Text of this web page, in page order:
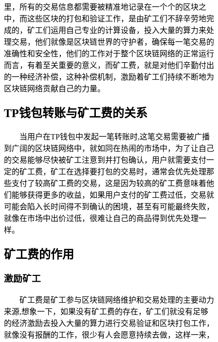
里，所有的交易信息都需要被精准地记录在一个个的区块之
中，而这些区块的打包和验证工作，是由矿工们不辞辛劳地完
成的，矿工们运用自己专业的计算设备，投入大量的算力来处
理交易，他们就像是区块链世界的守护者，确保每一笔交易的
准确性和安全性，他们的工作对于整个区块链网络的正常运行
而言，有着至关重要的意义，而矿工费，就是对他们辛勤付出
的一种经济补偿，这种补偿机制，激励着矿工们持续不断地为
区块链网络贡献自己的力量。
TP钱包转账与矿工费的关系
当用户在TP钱包中发起一笔转账时,这笔交易需要被广播
到广阔的区块链网络中，就如同在热闹的市场中，为了让自己
的交易能够尽快被矿工注意到并打包确认，用户就需要支付一
定的矿工费，矿工在选择要打包的交易时，通常会优先处理那
些支付了较高矿工费的交易，这是因为较高的矿工费意味着他
们能够获得更多的收益，如果用户支付的矿工费过低，交易就
可能会陷入长时间得不到确认的困境，甚至有可能最终失败，
就像在市场中出价过低，很难让自己的商品得到优先处理一
样。
矿工费的作用
激励矿工
矿工费是矿工参与区块链网络维护和交易处理的主要动力
来源,想象一下，如果没有矿工费的存在，矿工们就没有足够
的经济激励去投入大量的算力进行交易验证和区块打包工作，
就像没有报酬的工作，很少有人会愿意持续去做，这样一来，